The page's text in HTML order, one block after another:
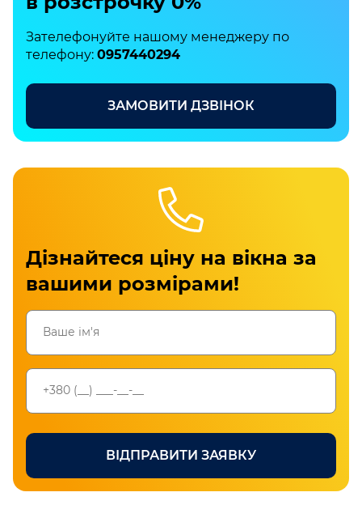
Зателефонуйте нашому менеджеру по
телефону: 0957440294
ЗАМОВИТИ ДЗВІНОК
Дізнайтеся ціну на вікна за
вашими розмірами!
ВІДПРАВИТИ ЗАЯВКУ